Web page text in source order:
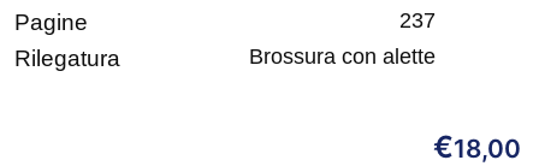
Pagine 237
Rilegatura Brossura con alette
€18,00